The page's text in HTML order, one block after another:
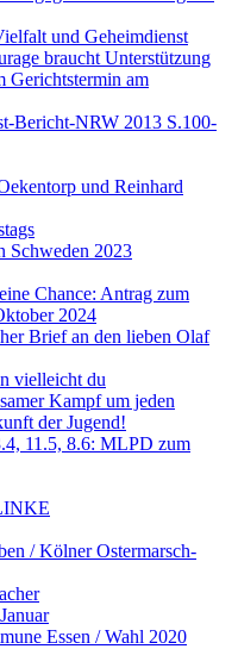
und Geheimdienst
braucht Unterstützung
Gerichtstermin am
Bericht-NRW 2013 S.100-
und Reinhard
Schweden 2023
Chance: Antrag zum
2024
Brief an den lieben Olaf
vielleicht du
Kampf um jeden
der Jugend!
11.5, 8.6: MLPD zum
/ Kölner Ostermarsch-
Essen / Wahl 2020